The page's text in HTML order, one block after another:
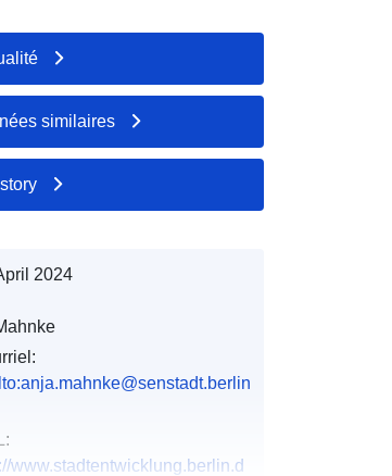
similaires
2024
www.stadtentwicklung.berlin.d